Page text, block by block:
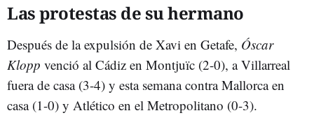
Las protestas de su hermano
Después de la expulsión de Xavi en Getafe, Óscar
Klopp venció al Cádiz en Montjuïc (2-0), a Villarreal
fuera de casa (3-4) y esta semana contra Mallorca en
casa (1-0) y Atlético en el Metropolitano (0-3).